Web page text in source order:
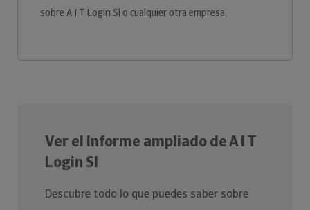
sobre A I T Login Sl o cualquier otra empresa.
Ver el Informe ampliado de A I T
Login Sl
Descubre todo lo que puedes saber sobre